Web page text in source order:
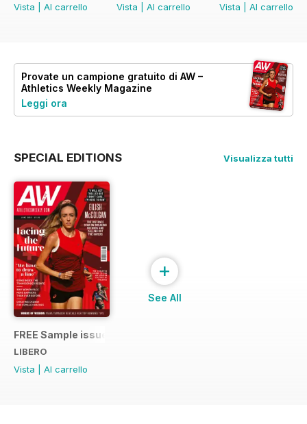
Vista
Al carrello
Vista
Al carrello
Vista
Al carrello
Provate un campione gratuito di AW –
Athletics Weekly Magazine
Leggi ora
SPECIAL EDITIONS Visualizza tutti
FREE Sample issue
LIBERO
Vista
Al carrello
+
See All